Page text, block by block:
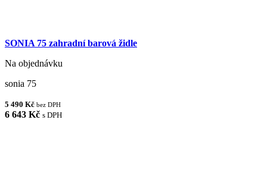
SONIA 75 zahradní barová židle
Na objednávku
sonia 75
5 490 Kč bez DPH
6 643 Kč s DPH